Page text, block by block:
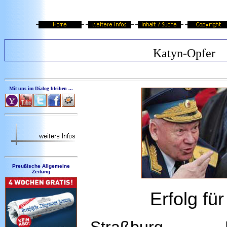
Katyn-Opfer
Mit uns im Dialog bleiben ...
Preußische Allgemeine
Zeitung
Erfolg